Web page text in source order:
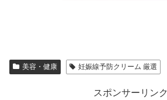
美容・健康 妊娠線予防クリーム 厳選
スポンサーリンク